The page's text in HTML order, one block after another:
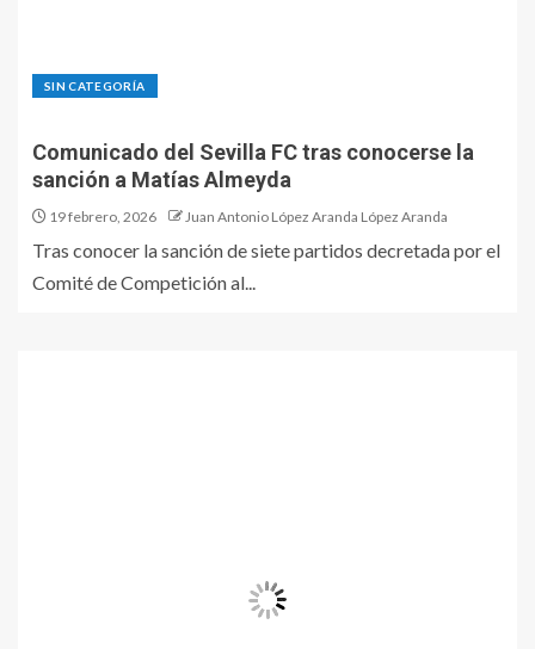
SIN CATEGORÍA
Comunicado del Sevilla FC tras conocerse la
sanción a Matías Almeyda
19 febrero, 2026 Juan Antonio López Aranda López Aranda
Tras conocer la sanción de siete partidos decretada por el
Comité de Competición al...